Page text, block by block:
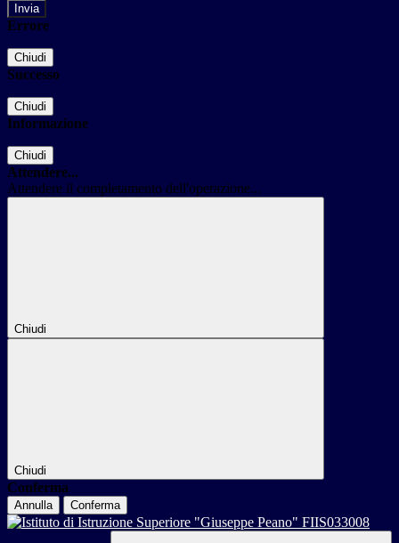
Errore
Chiudi
Successo
Chiudi
Informazione
Chiudi
Attendere...
Attendere il completamento dell'operazione...
Chiudi
Chiudi
Conferma
Annulla Conferma